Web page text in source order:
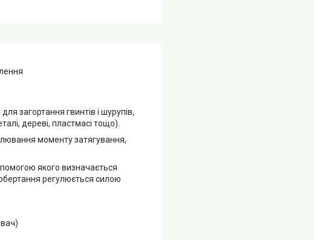
загортання гвинтів і шурупів,
дереві, пластмасі тощо).
моменту затягування,
якого визначається
регулюється силою